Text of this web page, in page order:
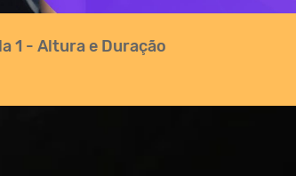
1 - Altura e Duração